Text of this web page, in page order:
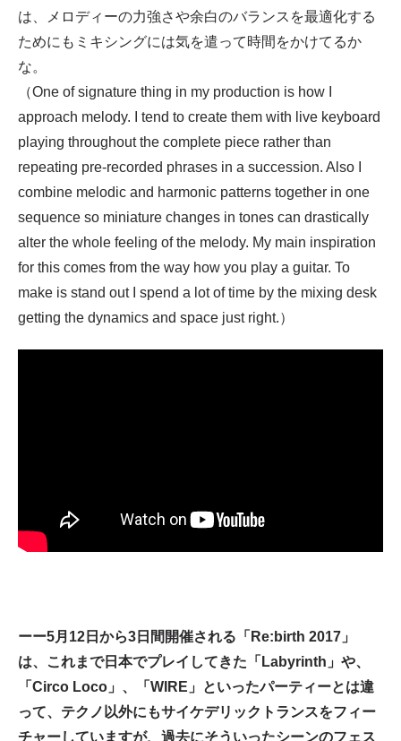
は、メロディーの力強さや余白のバランスを最適化する
ためにもミキシングには気を遣って時間をかけてるか
な。
（One of signature thing in my production is how I
approach melody. I tend to create them with live keyboard
playing throughout the complete piece rather than
repeating pre-recorded phrases in a succession. Also I
combine melodic and harmonic patterns together in one
sequence so miniature changes in tones can drastically
alter the whole feeling of the melody. My main inspiration
for this comes from the way how you play a guitar. To
make is stand out I spend a lot of time by the mixing desk
getting the dynamics and space just right.）
ーー5月12日から3日間開催される「Re:birth 2017」
は、これまで日本でプレイしてきた「Labyrinth」や、
「Circo Loco」、「WIRE」といったパーティーとは違
って、テクノ以外にもサイケデリックトランスをフィー
チャーしていますが、過去にそういったシーンのフェス